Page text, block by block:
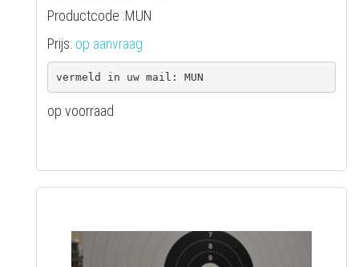
Productcode :MUN
Prijs: op aanvraag
op voorraad